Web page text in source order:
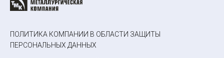
ПОЛИТИКА КОМПАНИИ В ОБЛАСТИ ЗАЩИТЫ
ПЕРСОНАЛЬНЫХ ДАННЫХ